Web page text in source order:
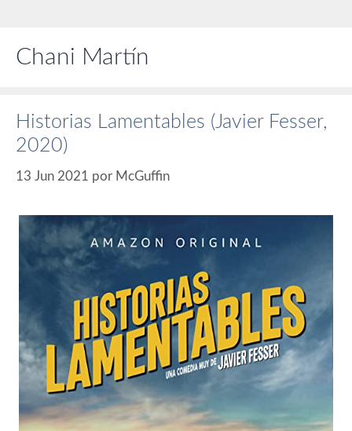
Chani Martín
Historias Lamentables (Javier Fesser,
2020)
13 Jun 2021 por McGuffin